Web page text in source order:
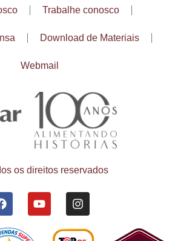
Trabalhe conosco
Download de Materiais
Webmail
os direitos reservados